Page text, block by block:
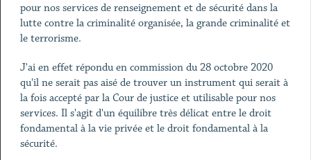
pour nos services de renseignement et de sécurité dans la
lutte contre la criminalité organisée, la grande criminalité et
le terrorisme.
J'ai en effet répondu en commission du 28 octobre 2020
qu'il ne serait pas aisé de trouver un instrument qui serait à
la fois accepté par la Cour de justice et utilisable pour nos
services. Il s'agit d'un équilibre très délicat entre le droit
fondamental à la vie privée et le droit fondamental à la
sécurité.